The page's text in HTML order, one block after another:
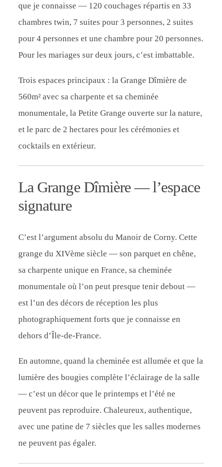
que je connaisse — 120 couchages répartis en 33
chambres twin, 7 suites pour 3 personnes, 2 suites
pour 4 personnes et une chambre pour 20 personnes.
Pour les mariages sur deux jours, c’est imbattable.
Trois espaces principaux : la Grange Dîmière de
560m² avec sa charpente et sa cheminée
monumentale, la Petite Grange ouverte sur la nature,
et le parc de 2 hectares pour les cérémonies et
cocktails en extérieur.
La Grange Dîmière — l’espace
signature
C’est l’argument absolu du Manoir de Corny. Cette
grange du XIVème siècle — son parquet en chêne,
sa charpente unique en France, sa cheminée
monumentale où l’on peut presque tenir debout —
est l’un des décors de réception les plus
photographiquement forts que je connaisse en
dehors d’Île-de-France.
En automne, quand la cheminée est allumée et que la
lumière des bougies complète l’éclairage de la salle
— c’est un décor que le printemps et l’été ne
peuvent pas reproduire. Chaleureux, authentique,
avec une patine de 7 siècles que les salles modernes
ne peuvent pas égaler.